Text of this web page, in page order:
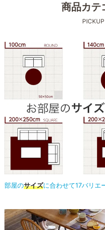
商品カテ
部屋のサイズに合わせて17バリエ